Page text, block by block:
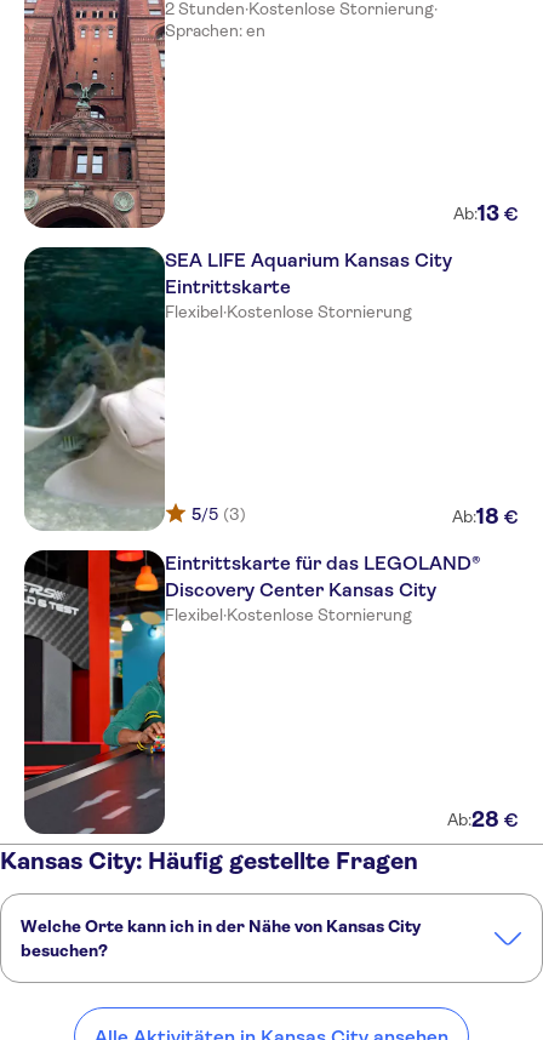
2 Stunden·Kostenlose Stornierung·
Sprachen: en
Ab:13 €
SEA LIFE Aquarium Kansas City
Eintrittskarte
Flexibel·Kostenlose Stornierung
5/5 (3) Ab:18 €
Eintrittskarte für das LEGOLAND®
Discovery Center Kansas City
Flexibel·Kostenlose Stornierung
Ab:28 €
Kansas City: Häufig gestellte Fragen
Welche Orte kann ich in der Nähe von Kansas City
besuchen?
St. Louis St. Louis Oklahoma City
Memphis